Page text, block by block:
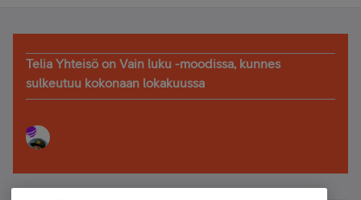
Telia Yhteisö on Vain luku -moodissa, kunnes
sulkeutuu kokonaan lokakuussa